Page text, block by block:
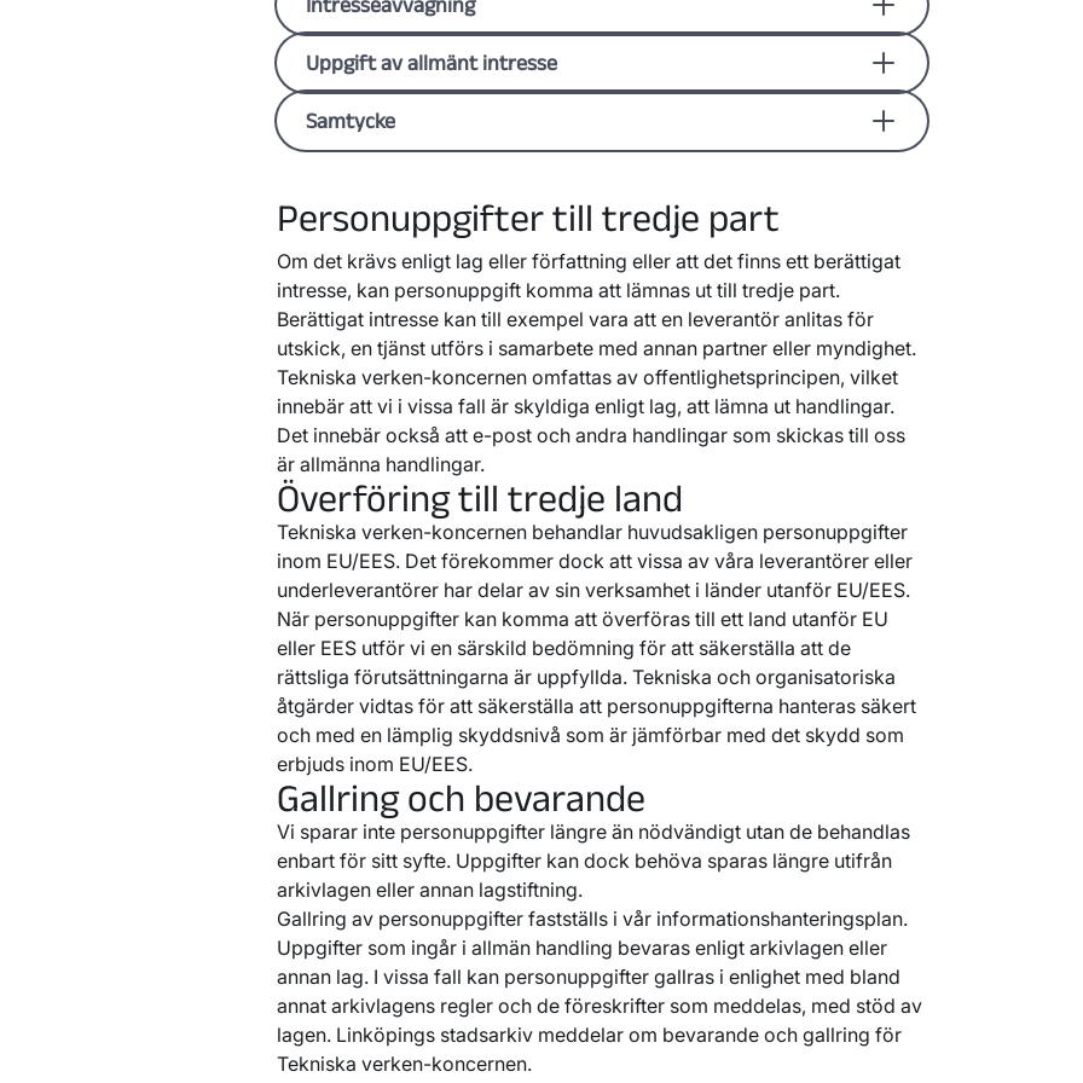
Det inloggade läget i appen fungerar bara inom Sveriges gränser.
För att göra det enkelt för dig håller vi dig inloggad i upp till en
månad, men du kan när som helst logga ut och avsluta sessionen.
tillämpar vi de rättsliga grundernarättslig förpliktelsesamtavtal.
Intresseavvägning
Rättsliga grundenIntresseavvägning
direktmarknadsföring när dina personuppgifter behandlas för
marknadsföring och i analyser för att du ska få relevanta och
personliga erbjudanden, samt bättre service.
Uppgift av allmänt intresse
Vi behandlar personuppgifter för att följa lagar såsom
tryckfrihetsförordningen och arkivlagen och den rättsliga
Samtycke
marknadsföring, avtalar vi om samtycke och tillämpar den
rättsliga grundenSamtycke .
Personuppgifter till tredje part
Om det krävs enligt lag eller författning eller att det finns ett berättigat
intresse, kan personuppgift komma att lämnas ut till tredje part.
Berättigat intresse kan till exempel vara att en leverantör anlitas för
utskick, en tjänst utförs i samarbete med annan partner eller myndighet.
Tekniska verken-koncernen omfattas av offentlighetsprincipen, vilket
innebär att vi i vissa fall är skyldiga enligt lag, att lämna ut handlingar.
Det innebär också att e-post och andra handlingar som skickas till oss
är allmänna handlingar.
Överföring till tredje land
Tekniska verken-koncernen behandlar huvudsakligen personuppgifter
inom EU/EES. Det förekommer dock att vissa av våra leverantörer eller
underleverantörer har delar av sin verksamhet i länder utanför EU/EES.
När personuppgifter kan komma att överföras till ett land utanför EU
eller EES utför vi en särskild bedömning för att säkerställa att de
rättsliga förutsättningarna är uppfyllda. Tekniska och organisatoriska
åtgärder vidtas för att säkerställa att personuppgifterna hanteras säkert
och med en lämplig skyddsnivå som är jämförbar med det skydd som
erbjuds inom EU/EES.
Gallring och bevarande
Vi sparar inte personuppgifter längre än nödvändigt utan de behandlas
enbart för sitt syfte. Uppgifter kan dock behöva sparas längre utifrån
arkivlagen eller annan lagstiftning.
Gallring av personuppgifter fastställs i vår informationshanteringsplan.
Uppgifter som ingår i allmän handling bevaras enligt arkivlagen eller
annan lag. I vissa fall kan personuppgifter gallras i enlighet med bland
annat arkivlagens regler och de föreskrifter som meddelas, med stöd av
lagen. Linköpings stadsarkiv meddelar om bevarande och gallring för
Tekniska verken-koncernen.